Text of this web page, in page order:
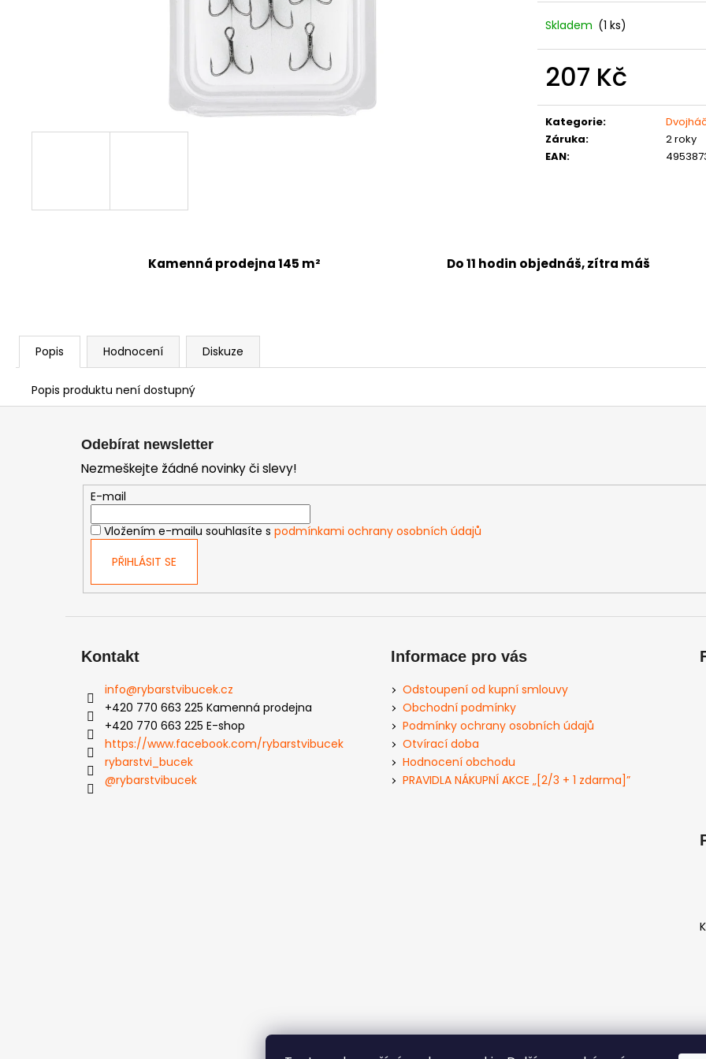
Skladem (1 ks)
207 Kč
Kategorie:
Záruka:
2 roky
EAN:
Kamenná prodejna 145 m² Do 11 hodin objednáš, zítra máš
Popis Hodnocení Diskuze
Popis produktu není dostupný
Odebírat newsletter
Nezmeškejte žádné novinky či slevy!
E-mail
Vložením e-mailu souhlasíte s podmínkami ochrany osobních údajů
PŘIHLÁSIT SE
Kontakt
info@rybarstvibucek.cz
+420 770 663 225 Kamenná prodejna
+420 770 663 225 E-shop
https://www.facebook.com/rybarstvibucek
rybarstvi_bucek
@rybarstvibucek
Informace pro vás
Odstoupení od kupní smlouvy
Obchodní podmínky
Podmínky ochrany osobních údajů
Otvírací doba
Hodnocení obchodu
PRAVIDLA NÁKUPNÍ AKCE „[2/3 + 1 zdarma]”